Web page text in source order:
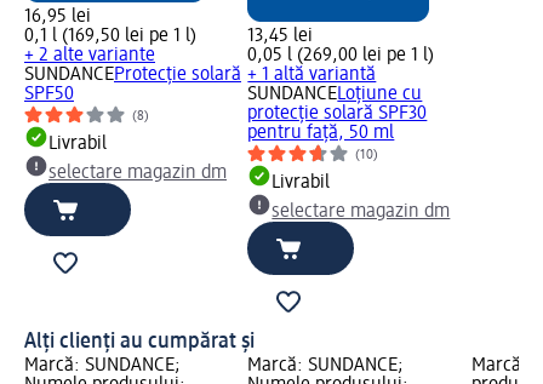
16,95 lei
0,1 l (169,50 lei pe 1 l)
+ 2 alte variante
SUNDANCEProtecție solară
SPF50
(8)
Livrabil
selectare magazin dm
13,45 lei
0,05 l (269,00 lei pe 1 l)
+ 1 altă variantă
SUNDANCELoțiune cu
protecție solară SPF30
pentru față, 50 ml
(10)
Livrabil
selectare magazin dm
Alți clienți au cumpărat și
Marcă: SUNDANCE;
Marcă: SUNDANCE;
Marcă: